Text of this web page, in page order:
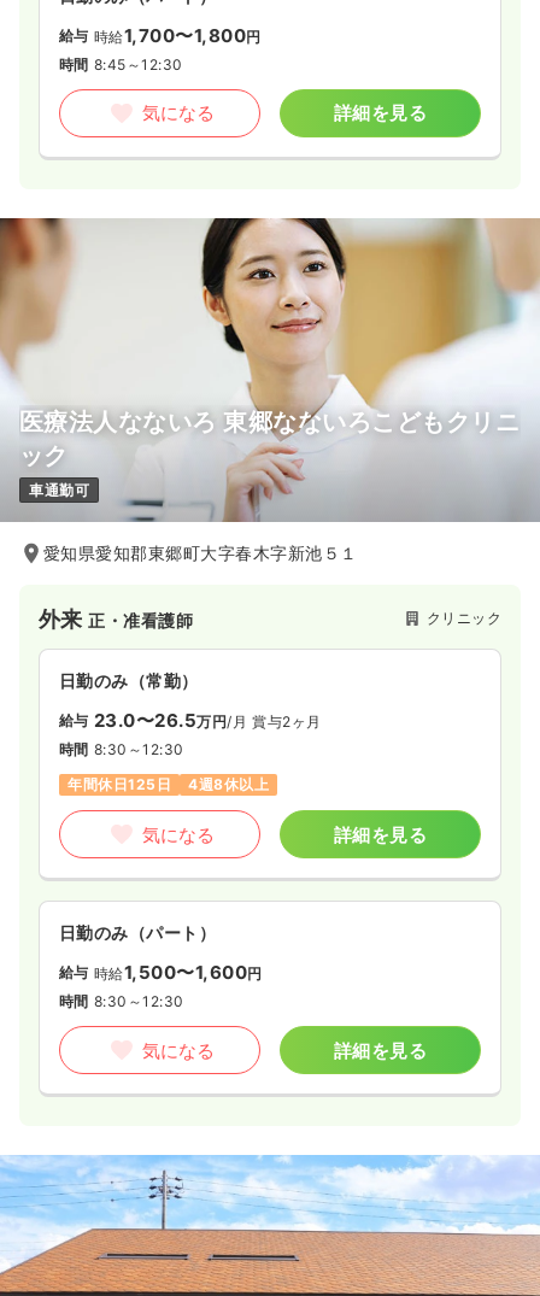
給与 時給1,700〜1,800円
時間 8:45～12:30
気になる 詳細を見る
医療法人なないろ 東郷なないろこどもクリニ
ック
車通勤可
愛知県愛知郡東郷町大字春木字新池５１
外来正・准看護師 クリニック
日勤のみ（常勤）
給与 23.0〜26.5万円/月 賞与2ヶ月
時間 8:30～12:30
年間休日125日
4週8休以上
気になる 詳細を見る
日勤のみ（パート）
給与 時給1,500〜1,600円
時間 8:30～12:30
気になる 詳細を見る